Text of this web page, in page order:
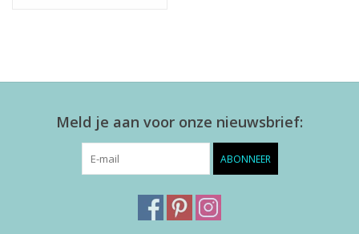
Meld je aan voor onze nieuwsbrief:
ABONNEER